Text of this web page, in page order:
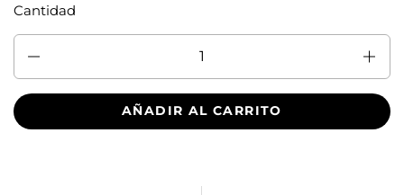
Cantidad
AÑADIR AL CARRITO